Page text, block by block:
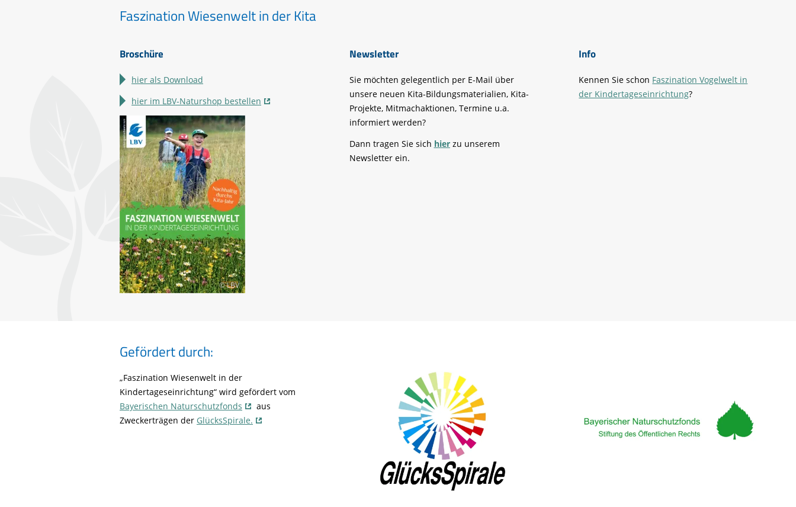
Faszination Wiesenwelt in der Kita
Broschüre
hier als Download
hier im LBV-Naturshop bestellen
© LBV
Newsletter
Sie möchten gelegentlich per E-Mail über
unsere neuen Kita-Bildungsmaterialien, Kita-
Projekte, Mitmachaktionen, Termine u.a.
informiert werden?
Dann tragen Sie sich hierzu unserem
Newsletter ein.
Info
Kennen Sie schon Faszination Vogelwelt in
der Kindertageseinrichtung?
Gefördert durch:
„Faszination Wiesenwelt in der
Kindertageseinrichtung“ wird gefördert vom
Bayerischen Naturschutzfonds
aus
Zweckerträgen der GlücksSpirale.